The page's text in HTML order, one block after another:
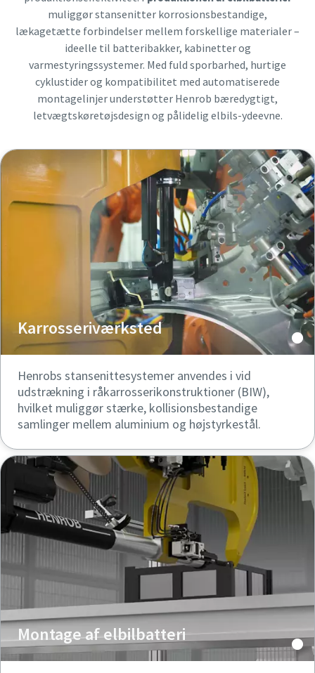
muliggør stansenitter korrosionsbestandige,
lækagetætte forbindelser mellem forskellige materialer –
ideelle til batteribakker, kabinetter og
varmestyringssystemer. Med fuld sporbarhed, hurtige
cyklustider og kompatibilitet med automatiserede
montagelinjer understøtter Henrob bæredygtigt,
letvægtskøretøjsdesign og pålidelig elbils-ydeevne.
Karrosseriværksted
Henrobs stansenittesystemer anvendes i vid
udstrækning i råkarrosserikonstruktioner (BIW),
hvilket muliggør stærke, kollisionsbestandige
samlinger mellem aluminium og højstyrkestål.
Montage af elbilbatteri